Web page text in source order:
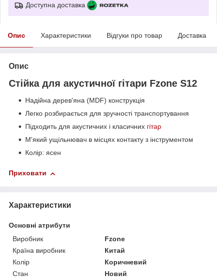
Доступна доставка
Опис Характеристики Відгуки про товар Доставка
Опис
​Стійка для акустичної гітари Fzone S12​
Надійна дерев'яна (MDF) конструкція
Легко розбирається для зручності транспортування
Підходить для акустичних і класичних гітар
М'який ущільнювач в місцях контакту з інструментом
Колір: ясен
Приховати
Характеристики
Основні атрибути
Виробник
Fzone
Країна виробник
Китай
Колір
Коричневий
Стан
Новий